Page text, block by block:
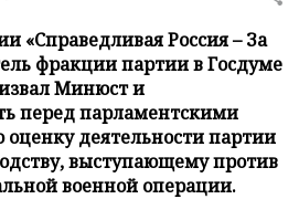
«Справедливая Россия – За
фракции партии в Госдуме
Минюст и
перед парламентскими
деятельности партии
выступающему против
военной операции.